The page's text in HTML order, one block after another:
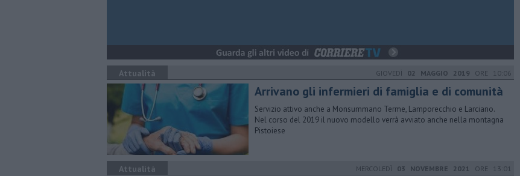
Attualità GIOVEDÌ 02 MAGGIO 2019 ORE 10:06
Arrivano gli infermieri di famiglia e di comunità
Servizio attivo anche a Monsummano Terme, Lamporecchio e Larciano.
Nel corso del 2019 il nuovo modello verrà avviato anche nella montagna
Pistoiese
Attualità MERCOLEDÌ 03 NOVEMBRE 2021 ORE 13:01